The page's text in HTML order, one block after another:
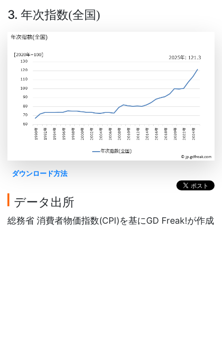
3. 年次指数(全国)
ダウンロード方法
データ出所
総務省 消費者物価指数(CPI)を基にGD Freak!が作成